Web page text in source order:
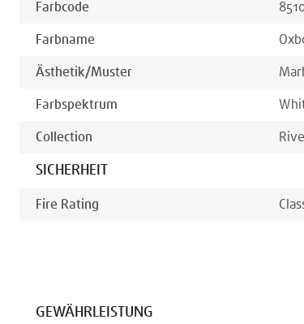
Farbcode
Farbname
Ästhetik/muster
Farbspektrum
Collection
SICHERHEIT
Fire Rating
GEWÄHRLEISTUNG